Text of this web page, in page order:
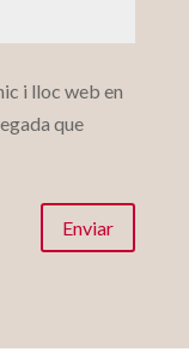
i lloc web en
que
Enviar